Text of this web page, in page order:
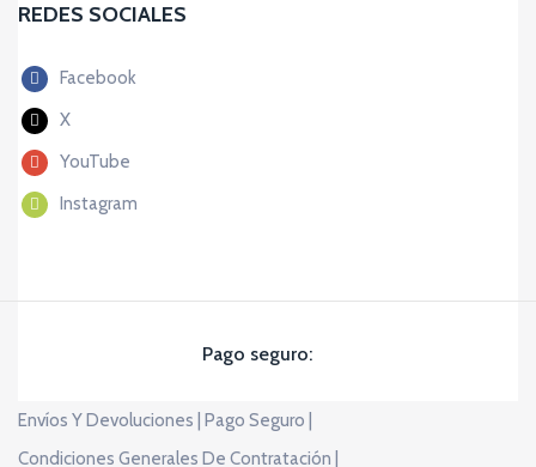
REDES SOCIALES
Facebook
X
YouTube
Instagram
Pago seguro:
Envíos Y Devoluciones | Pago Seguro |
Condiciones Generales De Contratación |